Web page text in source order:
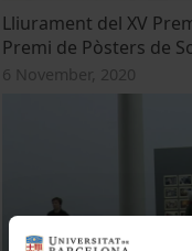
Lliurament del XV
Premi de Pòsters de
6 November, 2020